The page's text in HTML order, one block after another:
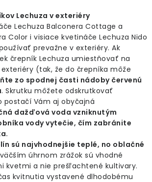
NA RASTLINY
osobných údajov
O nás
Informácie o doprave
údaje
Lechuza v exteriéry
Lechuza Balconera Cottage a
Color i visiace kvetináče Lechuza Nido
prevažne v exteriéry. Ak
črepník Lechuza umiestňovať na
(tak, že do črepníka môže
zo spodnej časti nádoby červenú
. Skrutku môžete odskrutkovať
postačí Vám aj obyčajná
dažďová voda vzniknutým
vody vytečie, čím zabránite
sú najvhodnejšie teplé, no oblačné
úhrnom zrážok sú vhodné
kvetmi a nie prešľachtené kultivary.
kvitnutia vystavené dlhodobému